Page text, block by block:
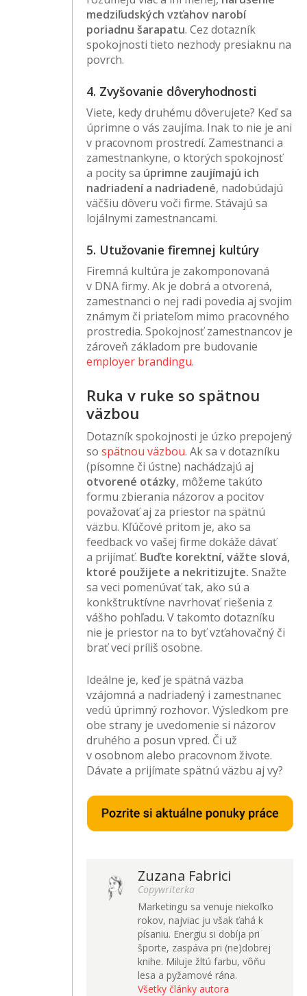
medziľudských vzťahov narobí
poriadnu šarapatu. Cez dotazník
spokojnosti tieto nezhody presiaknu na
povrch.
4. Zvyšovanie dôveryhodnosti
Viete, kedy druhému dôverujete? Keď sa
úprimne o vás zaujíma. Inak to nie je ani
v pracovnom prostredí. Zamestnanci a
zamestnankyne, o ktorých spokojnosť
a pocity sa úprimne zaujímajú ich
nadriadení a nadriadené, nadobúdajú
väčšiu dôveru voči firme. Stávajú sa
lojálnymi zamestnancami.
5. Utužovanie firemnej kultúry
Firemná kultúra je zakomponovaná
v DNA firmy. Ak je dobrá a otvorená,
zamestnanci o nej radi povedia aj svojim
známym či priateľom mimo pracovného
prostredia. Spokojnosť zamestnancov je
zároveň základom pre budovanie
employer brandingu.
Ruka v ruke so spätnou
väzbou
Dotazník spokojnosti je úzko prepojený
sospätnou väzbou. Ak sa v dotazníku
(písomne či ústne) nachádzajú aj
otvorené otázky, môžeme takúto
formu zbierania názorov a pocitov
považovať aj za priestor na spätnú
väzbu. Kľúčové pritom je, ako sa
feedback vo vašej firme dokáže dávať
a prijímať. Buďte korektní, vážte slová,
ktoré použijete a nekritizujte. Snažte
sa veci pomenúvať tak, ako sú a
konkštruktívne navrhovať riešenia z
vášho pohľadu. V takomto dotazníku
nie je priestor na to byť vzťahovačný či
brať veci príliš osobne.
Ideálne je, keď je spätná väzba
vzájomná a nadriadený i zamestnanec
vedú úprimný rozhovor. Výsledkom pre
obe strany je uvedomenie si názorov
druhého a posun vpred. Či už
v osobnom alebo pracovnom živote.
Dávate a prijímate spätnú väzbu aj vy?
Zuzana Fabrici
Copywriterka
Marketingu sa venuje niekoľko
rokov, najviac ju však ťahá k
písaniu. Energiu si dobíja pri
športe, zaspáva pri (ne)dobrej
knihe. Miluje žltú farbu, vôňu
lesa a pyžamové rána.
Všetky články autora